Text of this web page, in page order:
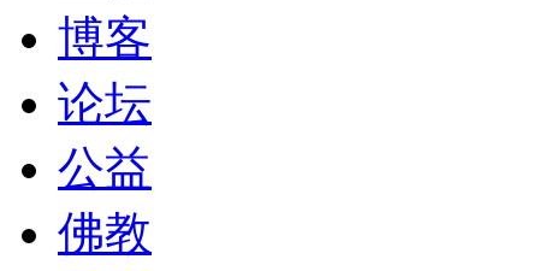
博客
论坛
公益
佛教